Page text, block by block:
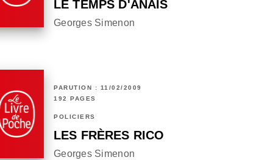
LE TEMPS D'ANAÏS
Georges Simenon
PARUTION : 11/02/2009
192 PAGES
POLICIERS
LES FRÈRES RICO
Georges Simenon